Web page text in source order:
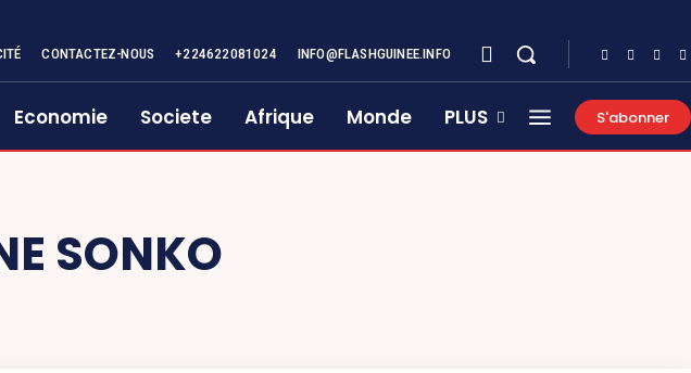
CONTACTEZ-NOUS +224622081024 INFO@FLASHGUINEE.INFO
Economie Societe Afrique Monde PLUS S'abonner
SONKO